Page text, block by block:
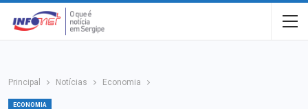
Principal Notícias Economia
ECONOMIA